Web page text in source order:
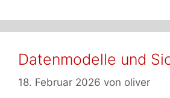
Datenmodelle und
18. Februar 2026 von oliver